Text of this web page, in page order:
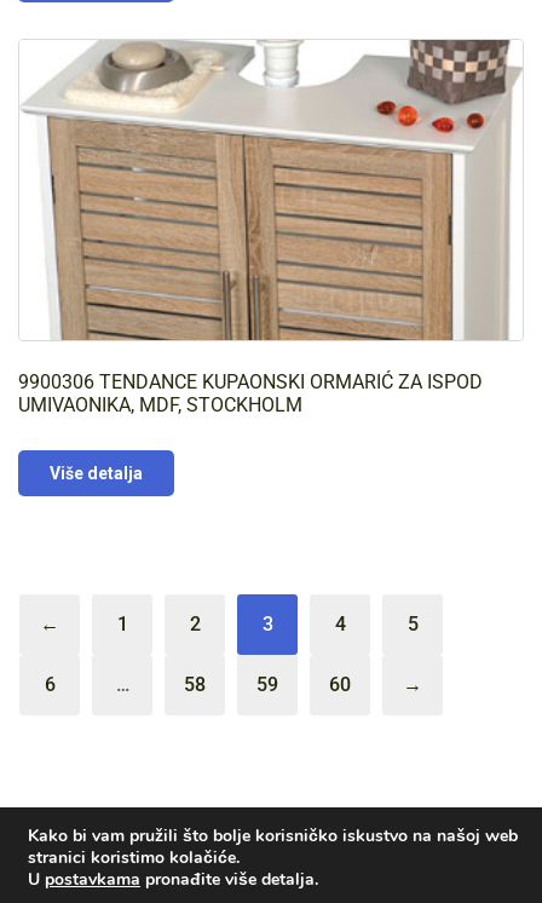
9900306 TENDANCE KUPAONSKI ORMARIĆ ZA ISPOD
UMIVAONIKA, MDF, STOCKHOLM
Više detalja
← 1 2 3 4 5
6 … 58 59 60 →
Kako bi vam pružili što bolje korisničko iskustvo na našoj web
stranici koristimo kolačiće.
U postavkama pronađite više detalja.